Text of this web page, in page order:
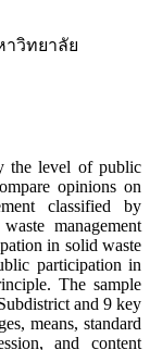
วิทยาลัย
the level of public
opinions on
classified by
management
in solid waste
participation in
The sample
and 9 key
means, standard
and content